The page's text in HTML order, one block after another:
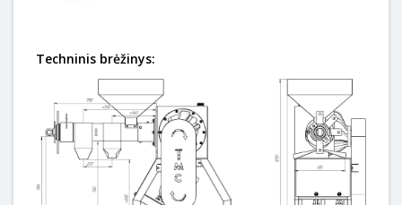
Techninis brėžinys: